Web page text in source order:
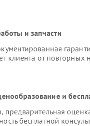
и запчасти
клиента от повторных
и
предварительная
бесплатной